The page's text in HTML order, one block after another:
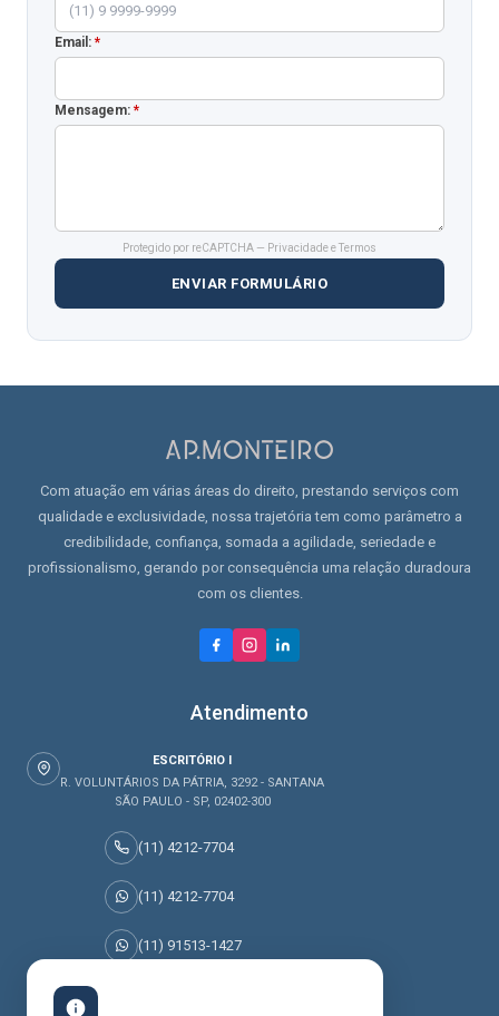
Email: *
Mensagem: *
Protegido por reCAPTCHA — PrivacidadeeTermos
ENVIAR FORMULÁRIO
Com atuação em várias áreas do direito, prestando serviços com
qualidade e exclusividade, nossa trajetória tem como parâmetro a
credibilidade, confiança, somada a agilidade, seriedade e
profissionalismo, gerando por consequência uma relação duradoura
com os clientes.
Atendimento
ESCRITÓRIO I
R. VOLUNTÁRIOS DA PÁTRIA, 3292 - SANTANA
SÃO PAULO - SP, 02402-300
(11) 4212-7704
(11) 4212-7704
(11) 91513-1427